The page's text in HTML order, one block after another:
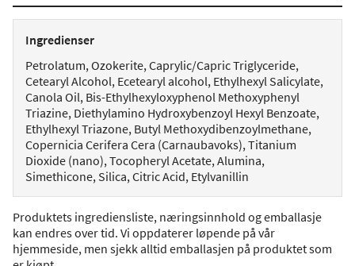
Ingredienser
Petrolatum, Ozokerite, Caprylic/Capric Triglyceride,
Cetearyl Alcohol, Ecetearyl alcohol, Ethylhexyl Salicylate,
Canola Oil, Bis-Ethylhexyloxyphenol Methoxyphenyl
Triazine, Diethylamino Hydroxybenzoyl Hexyl Benzoate,
Ethylhexyl Triazone, Butyl Methoxydibenzoylmethane,
Copernicia Cerifera Cera (Carnaubavoks), Titanium
Dioxide (nano), Tocopheryl Acetate, Alumina,
Simethicone, Silica, Citric Acid, Etylvanillin
Produktets ingrediensliste, næringsinnhold og emballasje
kan endres over tid. Vi oppdaterer løpende på vår
hjemmeside, men sjekk alltid emballasjen på produktet som